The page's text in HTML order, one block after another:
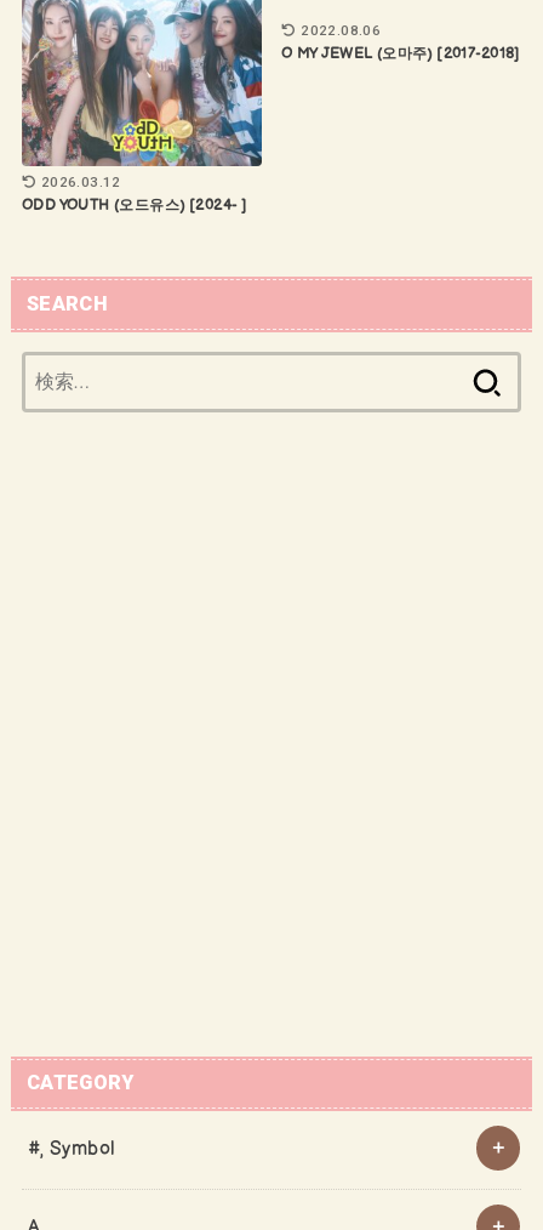
2026.03.12
ODD YOUTH (오드유스) [2024- ]
2022.08.06
O MY JEWEL (오마주) [2017-2018]
SEARCH
索:
CATEGORY
#, Symbol